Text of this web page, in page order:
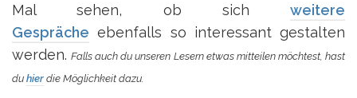
Mal sehen, ob sich weitere
Gespräche ebenfalls so interessant gestalten
werden.Falls auch du unseren Lesern etwas mitteilen möchtest, hast
du hier die Möglichkeit dazu.